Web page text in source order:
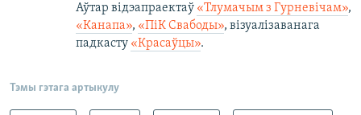
Аўтар відэапраектаў «Тлумачым з Гурневічам»,
«Канапа», «ПіК Свабоды», візуалізаванага
падкасту «Красаўцы».
Тэмы гэтага артыкулу